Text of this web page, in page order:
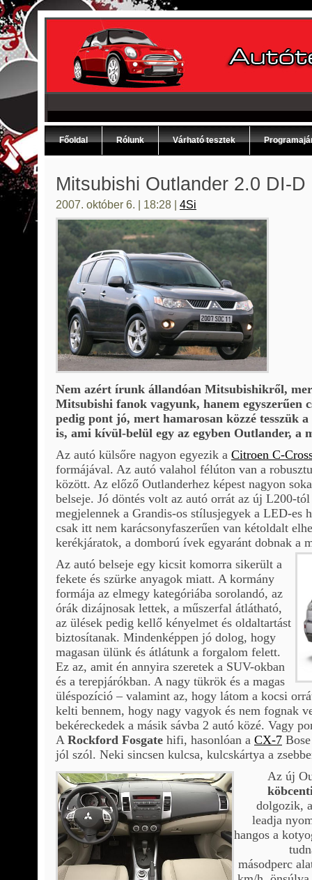
Főoldal Rólunk Várható tesztek
Mitsubishi Outlander 2.0 DI-D
2007. október 6. | 18:28 | 4Si
Nem azért írunk állandóan Mitsubishikről,
Mitsubishi fanok vagyunk, hanem egyszerűen
pedig pont jó, mert hamarosan közzé tesszük
is, ami kívül-belül egy az egyben Outlander, a
Az autó külsőre nagyon egyezik a Citroen C-
formájával. Az autó valahol félúton van a
között. Az előző Outlanderhez képest nagyon
belseje. Jó döntés volt az autó orrát az új L200-
megjelennek a Grandis-os stílusjegyek a LED-es
csak itt nem karácsonyfaszerűen van kétoldalt
kerékjáratok, a domború ívek egyaránt dobnak a
Az autó belseje egy kicsit komorra sikerült a
fekete és szürke anyagok miatt. A kormány
formája az elmegy kategóriába sorolandó, az
órák dizájnosak lettek, a műszerfal átlátható,
az ülések pedig kellő kényelmet és oldaltartást
biztosítanak. Mindenképpen jó dolog, hogy
magasan ülünk és átlátunk a forgalom felett.
Ez az, amit én annyira szeretek a SUV-okban
és a terepjárókban. A nagy tükrök és a magas
üléspozíció – valamint az, hogy látom a kocsi
kelti bennem, hogy nagy vagyok és nem fognak
bekéreckedek a másik sávba 2 autó közé. Vagy
A Rockford Fosgate hifi, hasonlóan a CX-7
jól szól. Neki sincsen kulcsa, kulcskártya a
Az új
dolgozik,
leadja
hangos a
másodperc